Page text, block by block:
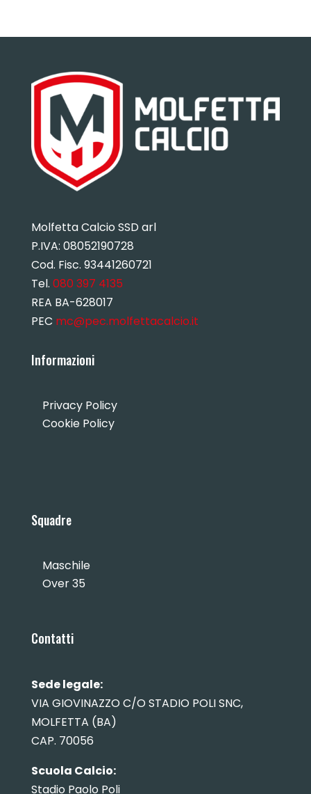
Molfetta Calcio SSD arl
P.IVA: 08052190728
Cod. Fisc. 93441260721
Tel. 080 397 4135
REA BA-628017
PEC mc@pec.molfettacalcio.it
Informazioni
Privacy Policy
Cookie Policy
Squadre
Maschile
Over 35
Contatti
Sede legale:
VIA GIOVINAZZO C/O STADIO POLI SNC,
MOLFETTA (BA)
CAP. 70056
Scuola Calcio:
Stadio Paolo Poli